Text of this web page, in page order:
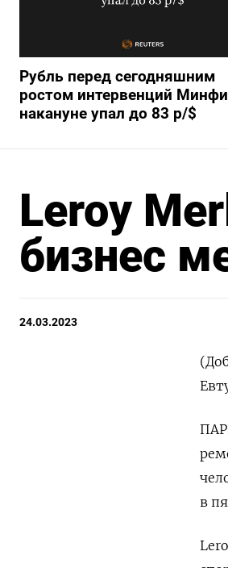
Рубль перед сегодняшним
ростом интервенций
накануне упал до 83 р/$
Leroy
бизнес
24.03.2023
в